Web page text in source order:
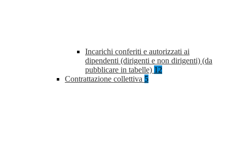
Incarichi conferiti e autorizzati ai
dipendenti (dirigenti e non dirigenti) (da
pubblicare in tabelle) 12
Contrattazione collettiva 5